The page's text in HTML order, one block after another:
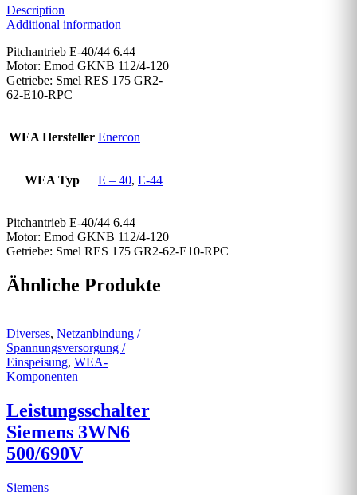
Description
Additional information
Pitchantrieb E-40/44 6.44
Motor: Emod GKNB 112/4-120
Getriebe: Smel RES 175 GR2-
62-E10-RPC
WEA Hersteller Enercon
WEA Typ E – 40, E-44
Pitchantrieb E-40/44 6.44
Motor: Emod GKNB 112/4-120
Getriebe: Smel RES 175 GR2-62-E10-RPC
Ähnliche Produkte
Diverses, Netzanbindung /
Spannungsversorgung /
Einspeisung, WEA-
Komponenten
Leistungsschalter
Siemens 3WN6
500/690V
Siemens